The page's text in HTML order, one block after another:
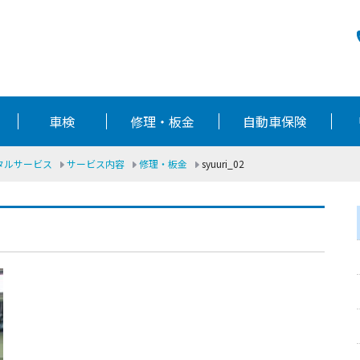
車検 修理・板金 自動車保険
サービス サービス内容 修理・板金 syuuri_02